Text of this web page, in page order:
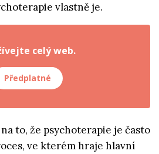
vlastně je.
celý web.
Předplatné
to, že psychoterapie je často
ve kterém hraje hlavní